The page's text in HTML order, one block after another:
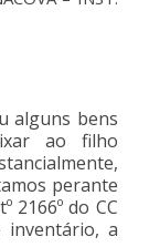
alguns bens
ao filho
perante
2166º do CC
inventário, a